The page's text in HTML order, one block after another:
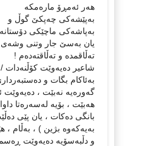
هه‌ر ئه‌مڕۆ ماره‌مکه‌
به‌پێشه‌کى چه‌پکێ گوڵ و
به‌پاشه‌کى ماچێکى دۆستانه‌
یان به‌سێ جار وتنى وشه‌ى
ته‌ڵاقمده‌ و ته‌ڵاقته‌ده‌م !
شاعیر دەیەوێت
بەئاکام بگات و
گەورەیە نەبێت ، دەیەوێت
هەبێت ، بۆیە لەسەرەتا
بانگی دەکات ، یان پێی
بەیەکەوە بژین ) ، بەڵام ،
و دڵبەسۆیە دەیەوێت